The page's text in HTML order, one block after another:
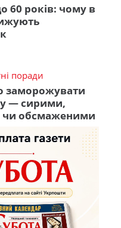
60 років: чому в
поради
заморожувати
— сирими,
чи обсмаженими